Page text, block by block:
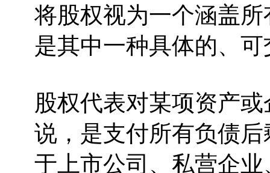
将股权视为一个涵盖
是其中一种具体的、
股权代表对某项资产
说，是支付所有负债
于上市公司、私营企